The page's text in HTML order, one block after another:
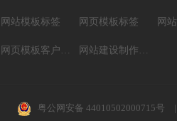
网站模板标签 网页模板标签
网页模板客户案例 网站建设制作知识
粤公网安备 44010502000715号 |